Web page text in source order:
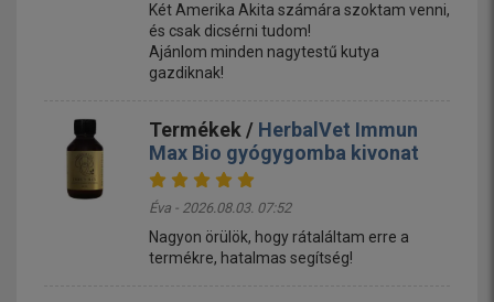
Két Amerika Akita számára szoktam venni,
és csak dicsérni tudom!
Ajánlom minden nagytestű kutya
gazdiknak!
Termékek / HerbalVet Immun
Max Bio gyógygomba kivonat
Éva - 2026.08.03. 07:52
Nagyon örülök, hogy rátaláltam erre a
termékre, hatalmas segítség!